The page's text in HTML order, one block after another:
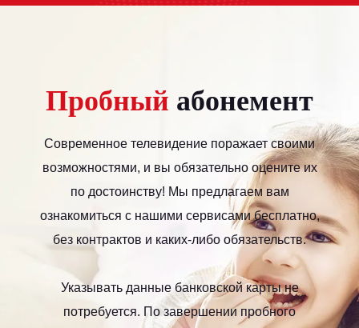
Пробный абонемент
Современное телевидение поражает своими
возможностями, и вы обязательно оцените их
по достоинству! Мы предлагаем вам
ознакомиться с нашими сервисами бесплатно,
без контрактов и каких-либо обязательств.
Указывать данные банковской карты не
потребуется. По завершении пробного